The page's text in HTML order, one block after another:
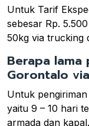
Untuk Tarif
sebesar Rp.
50kg via trucking
Berapa
Gorontalo
Untuk
yaitu 9 – 10 hari
armada dan kapal.